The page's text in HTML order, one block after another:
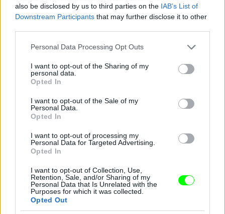
also be disclosed by us to third parties on the IAB’s List of
Downstream Participants that may further disclose it to other
Please note that this website/app uses one or more Google
not limited to your visit or usage behaviour. You may click to
grant or deny consent to Google and its third-party tags to
use your data for below specified purposes in below Google
consent section.
Personal Data Processing Opt Outs
I want to opt-out of the Sharing of my
personal data.
Opted In
I want to opt-out of the Sale of my
Personal Data.
Opted In
I want to opt-out of processing my
Personal Data for Targeted Advertising.
Opted In
I want to opt-out of Collection, Use,
Retention, Sale, and/or Sharing of my
Personal Data that Is Unrelated with the
Purposes for which it was collected.
Opted Out
Jön még kép!